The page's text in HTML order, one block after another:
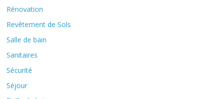
Rénovation
Revêtement de Sols
Salle de bain
Sanitaires
Sécurité
Séjour